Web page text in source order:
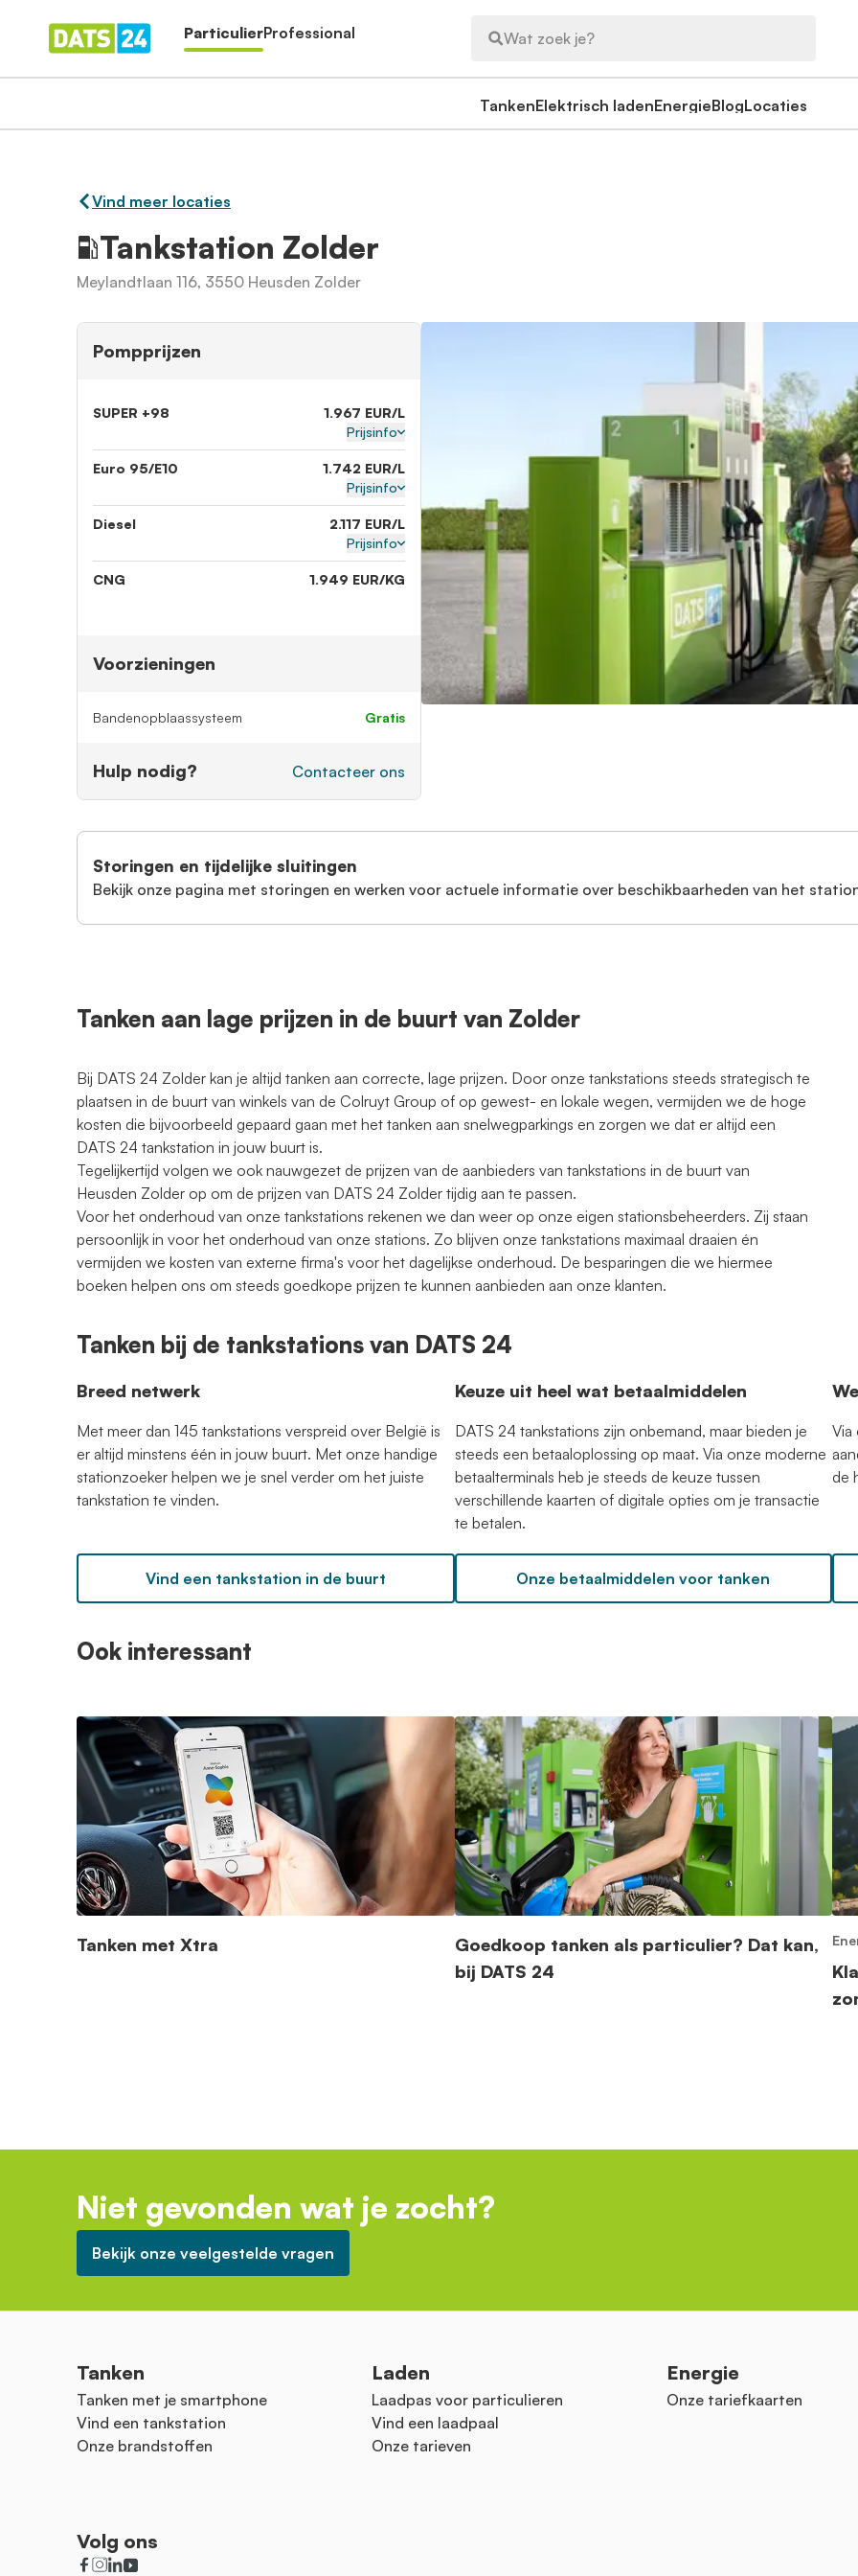
ParticulierProfessional Wat zoek je?
TankenElektrisch ladenEnergieBlogLocaties
Vind meer locaties
Tankstation Zolder
Meylandtlaan 116, 3550 Heusden Zolder
Pompprijzen
SUPER +98
1.967 EUR/L
Prijsinfo
Euro 95/E10
1.742 EUR/L
Prijsinfo
Diesel
2.117 EUR/L
Prijsinfo
CNG 1.949 EUR/KG
Voorzieningen
Bandenopblaassysteem gratis
Hulp nodig? Contacteer ons
Storingen en tijdelijke sluitingen
Bekijk onze pagina met storingen en werken voor actuele informatie over beschikbaarheden van het
Tanken aan lage prijzen in de buurt van Zolder
Bij DATS 24 Zolder kan je altijd tanken aan correcte, lage prijzen. Door onze tankstations steeds strategisch te
plaatsen in de buurt van winkels van de Colruyt Group of op gewest- en lokale wegen, vermijden we de hoge
kosten die bijvoorbeeld gepaard gaan met het tanken aan snelwegparkings en zorgen we dat er altijd een
DATS 24 tankstation in jouw buurt is.
Tegelijkertijd volgen we ook nauwgezet de prijzen van de aanbieders van tankstations in de buurt van
Heusden Zolder op om de prijzen van DATS 24 Zolder tijdig aan te passen.
Voor het onderhoud van onze tankstations rekenen we dan weer op onze eigen stationsbeheerders. Zij staan
persoonlijk in voor het onderhoud van onze stations. Zo blijven onze tankstations maximaal draaien én
vermijden we kosten van externe firma's voor het dagelijkse onderhoud. De besparingen die we hiermee
boeken helpen ons om steeds goedkope prijzen te kunnen aanbieden aan onze klanten.
Tanken bij de tankstations van DATS 24
Breed netwerk
Met meer dan 145 tankstations verspreid over België is
er altijd minstens één in jouw buurt. Met onze handige
stationzoeker helpen we je snel verder om het juiste
tankstation te vinden.
Vind een tankstation in de buurt
Keuze uit heel wat betaalmiddelen
DATS 24 tankstations zijn onbemand, maar bieden je
steeds een betaaloplossing op maat. Via onze moderne
betaalterminals heb je steeds de keuze tussen
verschillende kaarten of digitale opties om je transactie
te betalen.
Onze betaalmiddelen voor tanken
Via
de
Ook interessant
Tanken met Xtra
Goedkoop tanken als particulier? Dat kan,
bij DATS 24
Niet gevonden wat je zocht?
Bekijk onze veelgestelde vragen
Tanken
Tanken met je smartphone
Vind een tankstation
Onze brandstoffen
Laden
Laadpas voor particulieren
Vind een laadpaal
Onze tarieven
Energie
Onze tariefkaarten
Volg ons